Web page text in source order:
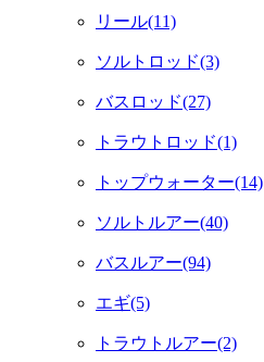
リール(11)
ソルトロッド(3)
バスロッド(27)
トラウトロッド(1)
トップウォーター(14)
ソルトルアー(40)
バスルアー(94)
エギ(5)
トラウトルアー(2)